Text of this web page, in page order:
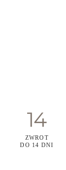
ZWROT
DO 14 DNI